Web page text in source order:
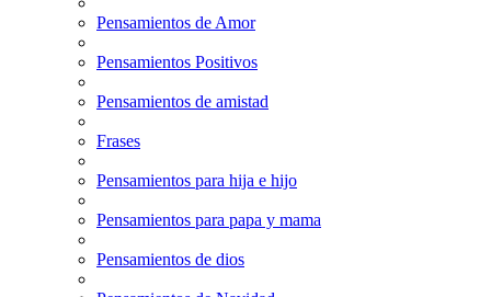
Pensamientos de Amor
Pensamientos Positivos
Pensamientos de amistad
Frases
Pensamientos para hija e hijo
Pensamientos para papa y mama
Pensamientos de dios